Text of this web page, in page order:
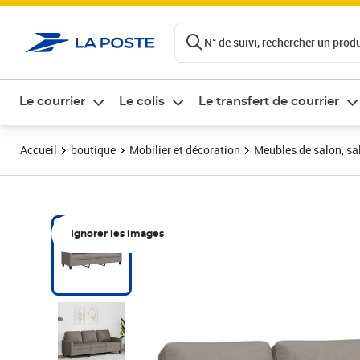
N° de suivi, rechercher un
Le courrier Le colis Le transfert de courrier
Accueil boutique Mobilier et décoration Meubles de salon,
Ignorer les images